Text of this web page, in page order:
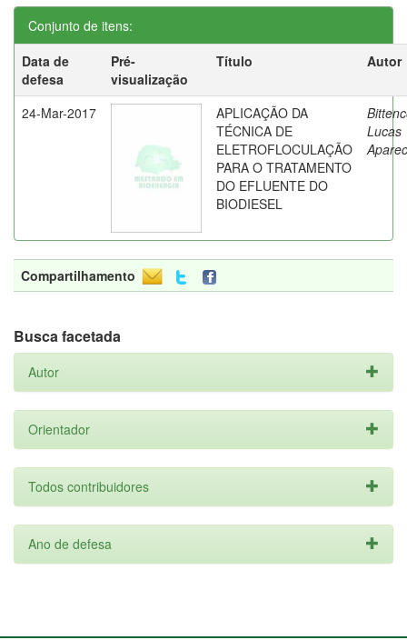
Conjunto de itens:
Data de
defesa
Pré-
visualização
Título Autor
24-Mar-2017
APLICAÇÃO DA
TÉCNICA DE
ELETROFLOCULAÇÃO
PARA O TRATAMENTO
DO EFLUENTE DO
BIODIESEL
Lucas
Compartilhamento
Busca facetada
Autor
Orientador
Todos contribuidores
Ano de defesa